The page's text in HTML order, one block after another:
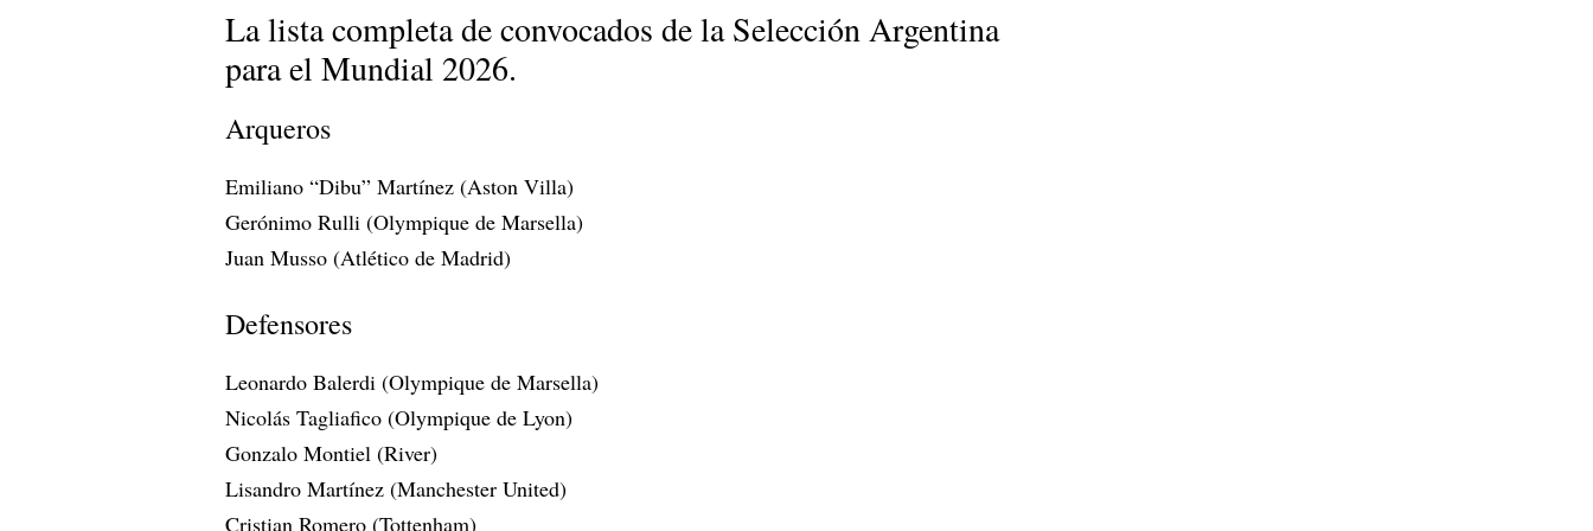
La lista completa de convocados de la Selección Argentina
para el Mundial 2026.
Arqueros
Emiliano “Dibu” Martínez (Aston Villa)
Gerónimo Rulli (Olympique de Marsella)
Juan Musso (Atlético de Madrid)
Defensores
Leonardo Balerdi (Olympique de Marsella)
Nicolás Tagliafico (Olympique de Lyon)
Gonzalo Montiel (River)
Lisandro Martínez (Manchester United)
Cristian Romero (Tottenham)